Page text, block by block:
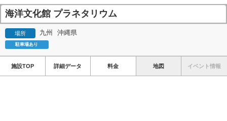
海洋文化館 プラネタリウム
場所 九州 沖縄県
駐車場あり
施設TOP 詳細データ 料金 地図 イベント情報